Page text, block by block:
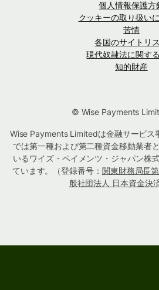
個人情報保護方
クッキーの取り扱い
苦情
各国のサイトリ
現代奴隷法に関す
知的財産
© Wise Payments
Wise Payments Limitedは金融サービス
では第一種および第二種資金移動業者
いるワイズ・ペイメンツ・ジャパン株
ています。（登録番号： 関東財務局長
般社団法人 日本資金決